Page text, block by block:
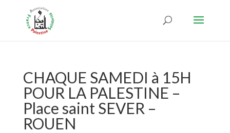
CHAQUE SAMEDI à 15H
POUR LA PALESTINE –
Place saint SEVER –
ROUEN